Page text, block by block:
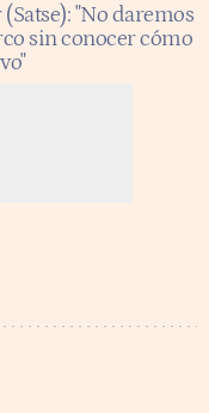
"No daremos
sin conocer cómo